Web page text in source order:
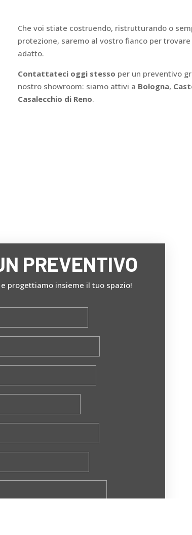
Che voi stiate costruendo, ristrutturando o
protezione, saremo al vostro fianco per
adatto.
Contattateci oggi stesso per un preventivo
nostro showroom: siamo attivi a Bologna,
Casalecchio di Reno.
PREVENTIVO
progettiamo insieme il tuo spazio!